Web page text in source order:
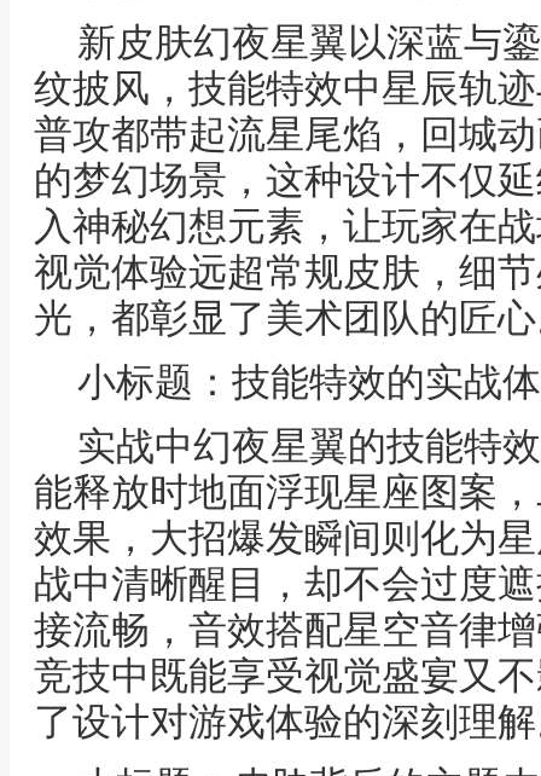
新皮肤幻夜星翼以深蓝与
纹披风，技能特效中星辰轨
普攻都带起流星尾焰，回城
的梦幻场景，这种设计不仅
入神秘幻想元素，让玩家在
视觉体验远超常规皮肤，细
光，都彰显了美术团队的匠
小标题：技能特效的实战
实战中幻夜星翼的技能特
能释放时地面浮现星座图案
效果，大招爆发瞬间则化为
战中清晰醒目，却不会过度
接流畅，音效搭配星空音律
竞技中既能享受视觉盛宴又
了设计对游戏体验的深刻理